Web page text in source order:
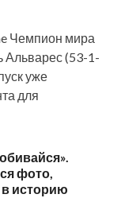
Чемпион мира
Альварес (53-1-
уже
для
фото,
в историю